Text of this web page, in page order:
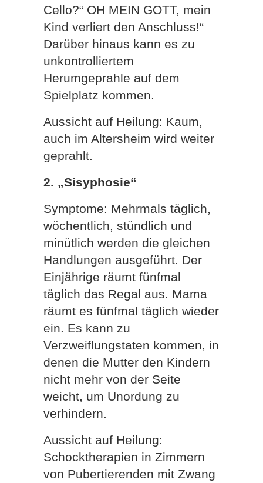
Cello?“ OH MEIN GOTT, mein
Kind verliert den Anschluss!“
Darüber hinaus kann es zu
unkontrolliertem
Herumgeprahle auf dem
Spielplatz kommen.
Aussicht auf Heilung: Kaum,
auch im Altersheim wird weiter
geprahlt.
2. „Sisyphosie“
Symptome: Mehrmals täglich,
wöchentlich, stündlich und
minütlich werden die gleichen
Handlungen ausgeführt. Der
Einjährige räumt fünfmal
täglich das Regal aus. Mama
räumt es fünfmal täglich wieder
ein. Es kann zu
Verzweiflungstaten kommen, in
denen die Mutter den Kindern
nicht mehr von der Seite
weicht, um Unordung zu
verhindern.
Aussicht auf Heilung:
Schocktherapien in Zimmern
von Pubertierenden mit Zwang